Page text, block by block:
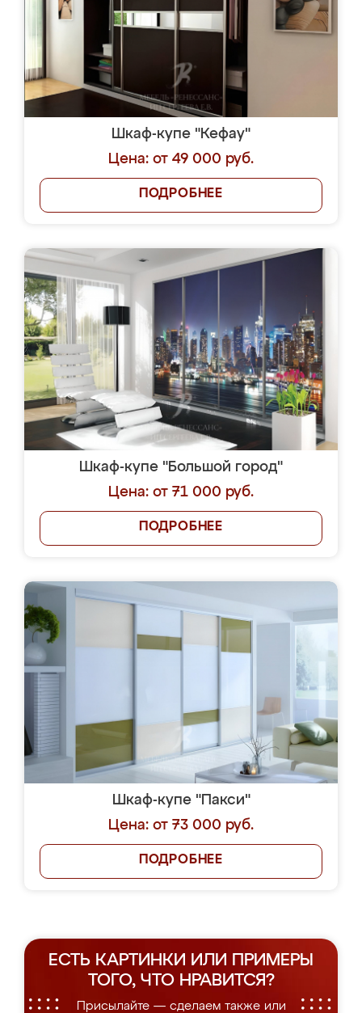
Шкаф-купе "Кефау"
Цена: от 49 000 руб.
ПОДРОБНЕЕ
Шкаф-купе "Большой город"
Цена: от 71 000 руб.
ПОДРОБНЕЕ
Шкаф-купе "Пакси"
Цена: от 73 000 руб.
ПОДРОБНЕЕ
ЕСТЬ КАРТИНКИ ИЛИ ПРИМЕРЫ
ТОГО, ЧТО НРАВИТСЯ?
Присылайте — сделаем также или